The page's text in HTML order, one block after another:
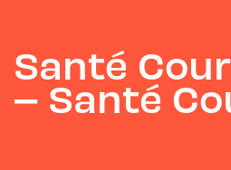
Santé
– Santé